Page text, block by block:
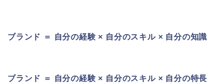
ブランド ＝ 自分の経験 × 自分のスキル × 自分の知識
ブランド ＝ 自分の経験 × 自分のスキル × 自分の特長